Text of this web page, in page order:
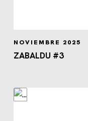
NOVIEMBRE 2025
ZABALDU #3